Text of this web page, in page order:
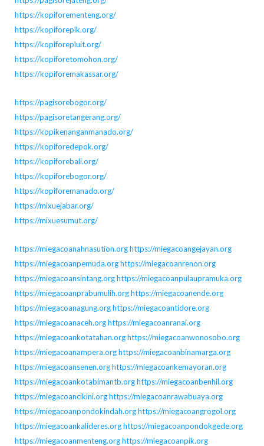
https://kopiforementeng.org/
https://kopiforepik.org/
https://kopiforepluit.org/
https://kopiforetomohon.org/
https://kopiforemakassar.org/
https://pagisorebogor.org/
https://pagisoretangerang.org/
https://kopikenanganmanado.org/
https://kopiforedepok.org/
https://kopiforebali.org/
https://kopiforebogor.org/
https://kopiforemanado.org/
https://mixuejabar.org/
https://mixuesumut.org/
https://miegacoanahnasution.orghttps://miegacoangejayan.org
https://miegacoanpemuda.orghttps://miegacoanrenon.org
https://miegacoansintang.orghttps://miegacoanpulaupramuka.org
https://miegacoanprabumulih.orghttps://miegacoanende.org
https://miegacoanagung.orghttps://miegacoantidore.org
https://miegacoanaceh.orghttps://miegacoanranai.org
https://miegacoankotatahan.orghttps://miegacoanwonosobo.org
https://miegacoanampera.orghttps://miegacoanbinamarga.org
https://miegacoansenen.orghttps://miegacoankemayoran.org
https://miegacoankotabimantb.orghttps://miegacoanbenhil.org
https://miegacoancikini.orghttps://miegacoanrawabuaya.org
https://miegacoanpondokindah.orghttps://miegacoangrogol.org
https://miegacoankalideres.orghttps://miegacoanpondokgede.org
https://miegacoanmenteng.orghttps://miegacoanpik.org